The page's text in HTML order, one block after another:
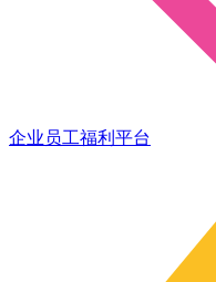
企业员工福利平台